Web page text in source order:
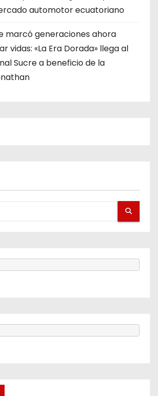
automotor ecuatoriano
marcó generaciones ahora
vidas: «La Era Dorada» llega al
Sucre a beneficio de la